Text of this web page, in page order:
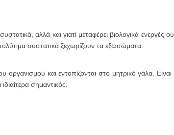
αλλά και γιατί μεταφέρει βιολογικά ενεργές
συστατικά ξεχωρίζουν τα εξωσώματα.
και εντοπίζονται στο μητρικό γάλα.
σημαντικός.